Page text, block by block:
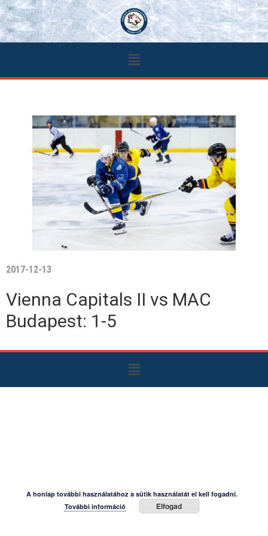
2017-12-13
Vienna Capitals II vs MAC
Budapest: 1-5
A honlap további használatához a sütik használatát el kell fogadni.
További információ
Elfogad